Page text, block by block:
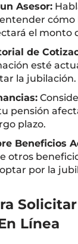
Asesor:
el monto
de
esté
la jubilación.
pensión
plazo.
Beneficios
otros
por la
Línea